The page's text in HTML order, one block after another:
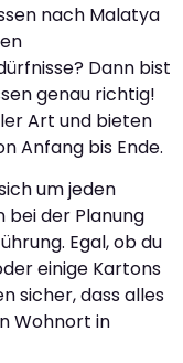
nach Malatya
Dann bist
genau richtig!
Art und bieten
Anfang bis Ende.
um jeden
bei der Planung
Egal, ob du
einige Kartons
sicher, dass alles
Wohnort in